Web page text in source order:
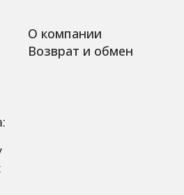
О компании
Возврат и обмен